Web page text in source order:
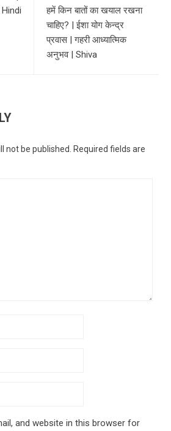
हमें किन बातों का खयाल रखना
चाहिए? | ईशा योग केन्द्र
प्रवास | गहरी आध्यात्मिक
अनुभव | Shiva
not be published.
Required fields are
and website in this browser for